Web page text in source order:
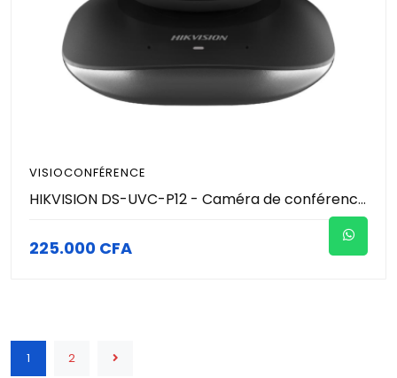
VISIOCONFÉRENCE
HIKVISION DS-UVC-P12 - Caméra de conférence Motorisé ( PTZ) avec micro intégré - Resolution 2MP
225.000 CFA
1 2